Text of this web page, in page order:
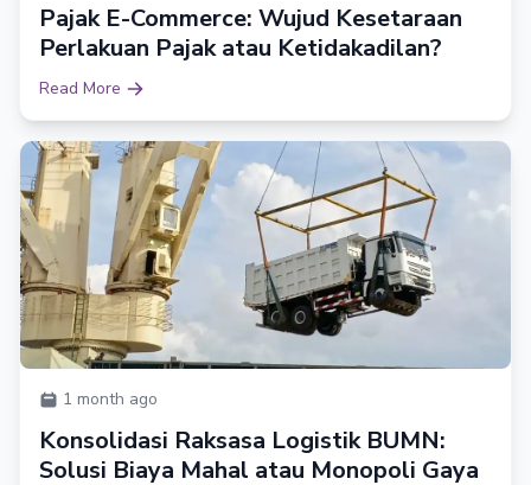
Pajak E-Commerce: Wujud Kesetaraan
Perlakuan Pajak atau Ketidakadilan?
Read More
1 month ago
Konsolidasi Raksasa Logistik BUMN:
Solusi Biaya Mahal atau Monopoli Gaya